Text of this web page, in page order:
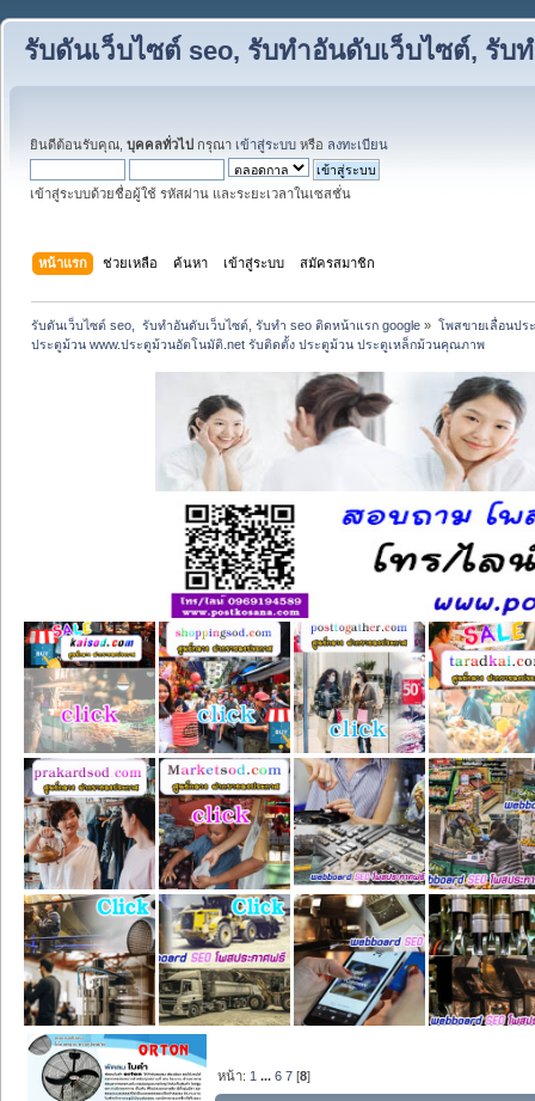
รับดันเว็บไซต์ seo, รับทำอันดับเว็บไซต์, รับ
ยินดีต้อนรับคุณ, บุคคลทั่วไป กรุณา เข้าสู่ระบบ หรือ ลงทะเบียน
เข้าสู่ระบบด้วยชื่อผู้ใช้ รหัสผ่าน และระยะเวลาในเซสชั่น
หน้าแรก ช่วยเหลือ ค้นหา เข้าสู่ระบบ สมัครสมาชิก
รับดันเว็บไซต์ seo,  รับทำอันดับเว็บไซต์, รับทำ seo ติดหน้าแรก google » โพสขายเลื่อนปร
ประตูม้วน www.ประตูม้วนอัตโนมัติ.net รับติดตั้ง ประตูม้วน ประตูเหล็กม้วนคุณภาพ
หน้า: 1 ...6 7 [8]